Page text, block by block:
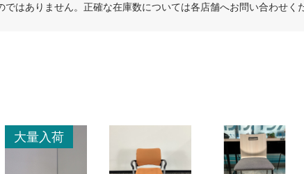
はありません。正確な在庫数については各店舗へお問い合わせく
大量入荷